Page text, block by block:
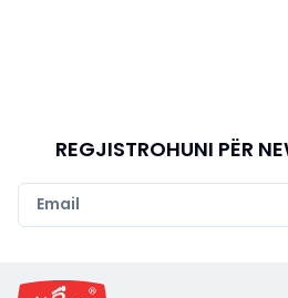
REGJISTROHUNI PËR